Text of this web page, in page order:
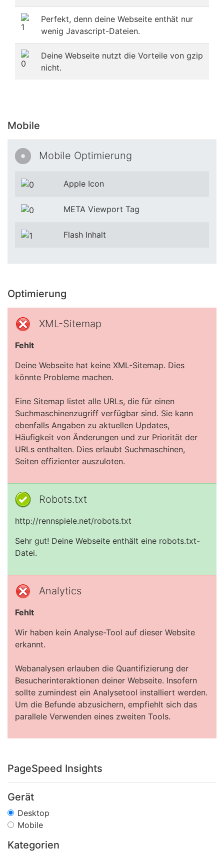
Perfekt, denn deine Webseite enthät nur
wenig Javascript-Dateien.
Deine Webseite nutzt die Vorteile von gzip
nicht.
Mobile
Mobile Optimierung
Apple Icon
META Viewport Tag
Flash Inhalt
Optimierung
XML-Sitemap
Fehlt
Deine Webseite hat keine XML-Sitemap. Dies
könnte Probleme machen.
Eine Sitemap listet alle URLs, die für einen
Suchmaschinenzugriff verfügbar sind. Sie kann
ebenfalls Angaben zu aktuellen Updates,
Häufigkeit von Änderungen und zur Priorität der
URLs enthalten. Dies erlaubt Suchmaschinen,
Seiten effizienter auszuloten.
Robots.txt
http://rennspiele.net/robots.txt
Sehr gut! Deine Webseite enthält eine robots.txt-
Datei.
Analytics
Fehlt
Wir haben kein Analyse-Tool auf dieser Website
erkannt.
Webanalysen erlauben die Quantifizierung der
Besucherinteraktionen deiner Webseite. Insofern
sollte zumindest ein Analysetool installiert werden.
Um die Befunde abzusichern, empfiehlt sich das
parallele Verwenden eines zweiten Tools.
PageSpeed Insights
Gerät
Desktop
Mobile
Kategorien